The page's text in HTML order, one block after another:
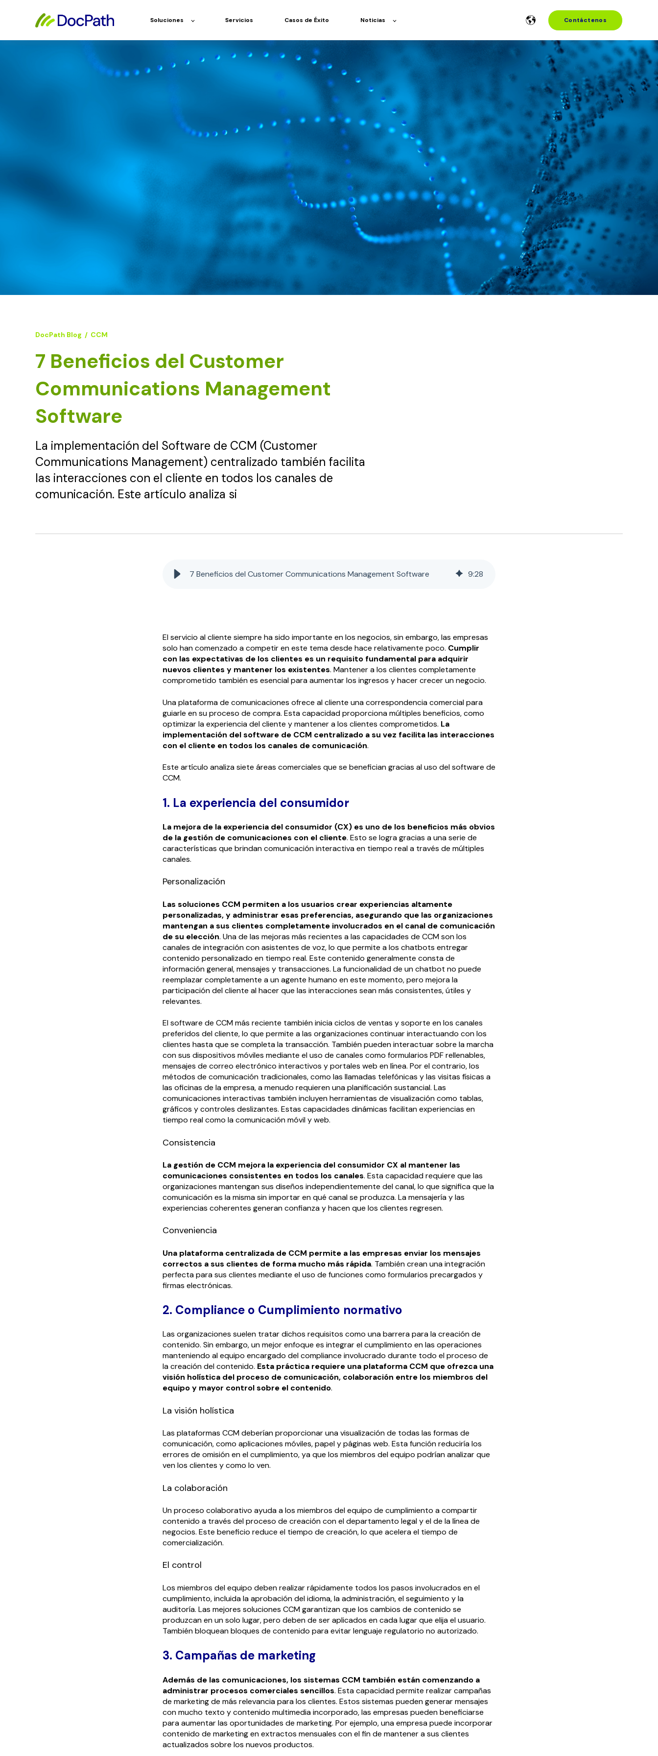
Soluciones Servicios Casos de Éxito Noticias Contáctenos
DocPath Blog / CCM
7 Beneficios del Customer
Communications Management
Software
La implementación del Software de CCM (Customer
Communications Management) centralizado también facilita
las interacciones con el cliente en todos los canales de
comunicación. Este artículo analiza si
7 Beneficios del Customer Communications Management Software 9:28
El servicio al cliente siempre ha sido importante en los negocios, sin embargo, las empresas
solo han comenzado a competir en este tema desde hace relativamente poco. Cumplir
con las expectativas de los clientes es un requisito fundamental para adquirir
nuevos clientes y mantener los existentes. Mantener a los clientes completamente
comprometido también es esencial para aumentar los ingresos y hacer crecer un negocio.
Una plataforma de comunicaciones ofrece al cliente una correspondencia comercial para
guiarle en su proceso de compra. Esta capacidad proporciona múltiples beneficios, como
optimizar la experiencia del cliente y mantener a los clientes comprometidos. La
implementación del software de CCM centralizado a su vez facilita las interacciones
con el cliente en todos los canales de comunicación.
Este artículo analiza siete áreas comerciales que se benefician gracias al uso del software de
CCM.
1. La experiencia del consumidor
La mejora de la experiencia del consumidor (CX) es uno de los beneficios más obvios
de la gestión de comunicaciones con el cliente. Esto se logra gracias a una serie de
características que brindan comunicación interactiva en tiempo real a través de múltiples
canales.
Personalización
Las soluciones CCM permiten a los usuarios crear experiencias altamente
personalizadas, y administrar esas preferencias, asegurando que las organizaciones
mantengan a sus clientes completamente involucrados en el canal de comunicación
de su elección. Una de las mejoras más recientes a las capacidades de CCM son los
canales de integración con asistentes de voz, lo que permite a los chatbots entregar
contenido personalizado en tiempo real. Este contenido generalmente consta de
información general, mensajes y transacciones. La funcionalidad de un chatbot no puede
reemplazar completamente a un agente humano en este momento, pero mejora la
participación del cliente al hacer que las interacciones sean más consistentes, útiles y
relevantes.
El software de CCM más reciente también inicia ciclos de ventas y soporte en los canales
preferidos del cliente, lo que permite a las organizaciones continuar interactuando con los
clientes hasta que se completa la transacción. También pueden interactuar sobre la marcha
con sus dispositivos móviles mediante el uso de canales como formularios PDF rellenables,
mensajes de correo electrónico interactivos y portales web en línea. Por el contrario, los
métodos de comunicación tradicionales, como las llamadas telefónicas y las visitas físicas a
las oficinas de la empresa, a menudo requieren una planificación sustancial. Las
comunicaciones interactivas también incluyen herramientas de visualización como tablas,
gráficos y controles deslizantes. Estas capacidades dinámicas facilitan experiencias en
tiempo real como la comunicación móvil y web.
Consistencia
La gestión de CCM mejora la experiencia del consumidor CX al mantener las
comunicaciones consistentes en todos los canales. Esta capacidad requiere que las
organizaciones mantengan sus diseños independientemente del canal, lo que significa que la
comunicación es la misma sin importar en qué canal se produzca. La mensajería y las
experiencias coherentes generan confianza y hacen que los clientes regresen.
Conveniencia
Una plataforma centralizada de CCM permite a las empresas enviar los mensajes
correctos a sus clientes de forma mucho más rápida. También crean una integración
perfecta para sus clientes mediante el uso de funciones como formularios precargados y
firmas electrónicas.
2. Compliance o Cumplimiento normativo
Las organizaciones suelen tratar dichos requisitos como una barrera para la creación de
contenido. Sin embargo, un mejor enfoque es integrar el cumplimiento en las operaciones
manteniendo al equipo encargado del compliance involucrado durante todo el proceso de
la creación del contenido. Esta práctica requiere una plataforma CCM que ofrezca una
visión holística del proceso de comunicación, colaboración entre los miembros del
equipo y mayor control sobre el contenido.
La visión holística
Las plataformas CCM deberían proporcionar una visualización de todas las formas de
comunicación, como aplicaciones móviles, papel y páginas web. Esta función reduciría los
errores de omisión en el cumplimiento, ya que los miembros del equipo podrían analizar que
ven los clientes y como lo ven.
La colaboración
Un proceso colaborativo ayuda a los miembros del equipo de cumplimiento a compartir
contenido a través del proceso de creación con el departamento legal y el de la línea de
negocios. Este beneficio reduce el tiempo de creación, lo que acelera el tiempo de
comercialización.
El control
Los miembros del equipo deben realizar rápidamente todos los pasos involucrados en el
cumplimiento, incluida la aprobación del idioma, la administración, el seguimiento y la
auditoría. Las mejores soluciones CCM garantizan que los cambios de contenido se
produzcan en un solo lugar, pero deben de ser aplicados en cada lugar que elija el usuario.
También bloquean bloques de contenido para evitar lenguaje regulatorio no autorizado.
3. Campañas de marketing
Además de las comunicaciones, los sistemas CCM también están comenzando a
administrar procesos comerciales sencillos. Esta capacidad permite realizar campañas
de marketing de más relevancia para los clientes. Estos sistemas pueden generar mensajes
con mucho texto y contenido multimedia incorporado, las empresas pueden beneficiarse
para aumentar las oportunidades de marketing. Por ejemplo, una empresa puede incorporar
contenido de marketing en extractos mensuales con el fin de mantener a sus clientes
actualizados sobre los nuevos productos.